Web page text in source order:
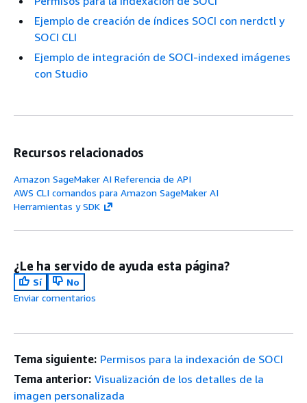
Ejemplo de creación de índices SOCI con nerdctl y
SOCI CLI
Ejemplo de integración de SOCI-indexed imágenes
con Studio
Recursos relacionados
Amazon SageMaker AI Referencia de API
AWS CLI comandos para Amazon SageMaker AI
Herramientas y SDK
¿Le ha servido de ayuda esta página?
Sí
No
Enviar comentarios
Tema siguiente: Permisos para la indexación de SOCI
Tema anterior: Visualización de los detalles de la
imagen personalizada